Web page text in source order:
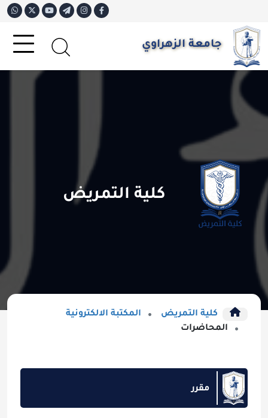
جامعة الزهراوي
كلية التمريض
كلية التمريض
المكتبة الالكترونية
المحاضرات
مقرر